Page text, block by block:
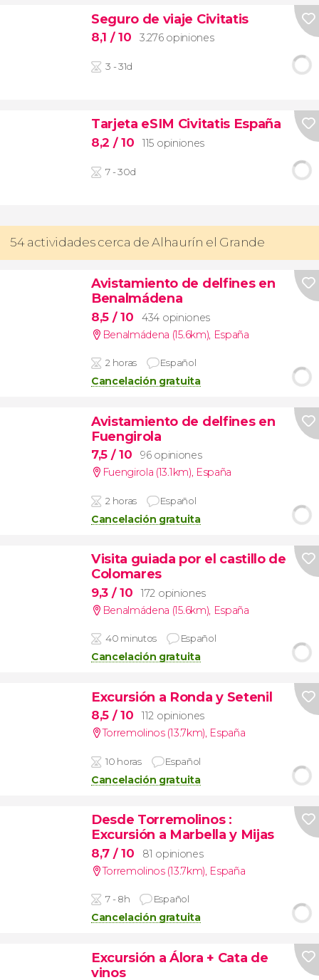
Seguro de viaje Civitatis
8,1 / 10 3.276 opiniones
3 - 31d
Tarjeta eSIM Civitatis España
8,2 / 10 115 opiniones
7 - 30d
54 actividades cerca de Alhaurín el Grande
Avistamiento de delfines en
Benalmádena
8,5 / 10
434 opiniones
Benalmádena (15.6km) España
2 horas Español
Cancelación gratuita
Avistamiento de delfines en
Fuengirola
7,5 / 10
96 opiniones
Fuengirola (13.1km), España
2 horas Español
Cancelación gratuita
Visita guiada por el castillo de
Colomares
9,3 / 10
172 opiniones
Benalmádena (15.6km) España
40 minutos Español
Cancelación gratuita
Excursión a Ronda y Setenil
8,5 / 10
112 opiniones
Torremolinos (13.7km), España
10 horas Español
Cancelación gratuita
Desde Torremolinos :
Excursión a Marbella y Mijas
8,7 / 10
81 opiniones
Torremolinos (13.7km) España
7 - 8h Español
Cancelación gratuita
Excursión a Álora + Cata de
vinos